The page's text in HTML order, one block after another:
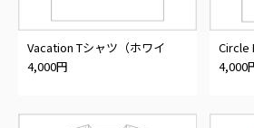
Vacation Tシャツ（ホワイ
ト）
4,000円
Circle
ト）
4,000